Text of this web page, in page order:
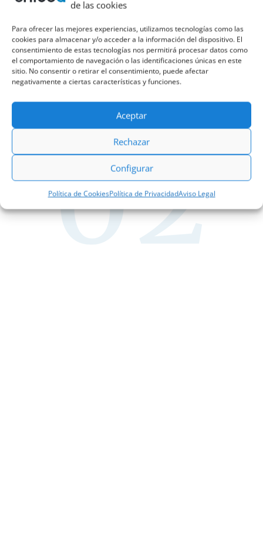
de las cookies
Para ofrecer las mejores experiencias, utilizamos tecnologías como las
cookies para almacenar y/o acceder a la información del dispositivo. El
consentimiento de estas tecnologías nos permitirá procesar datos como
el comportamiento de navegación o las identificaciones únicas en este
sitio. No consentir o retirar el consentimiento, puede afectar
negativamente a ciertas características y funciones.
Aceptar
Rechazar
Configurar
Política de CookiesPolítica de PrivacidadAviso Legal